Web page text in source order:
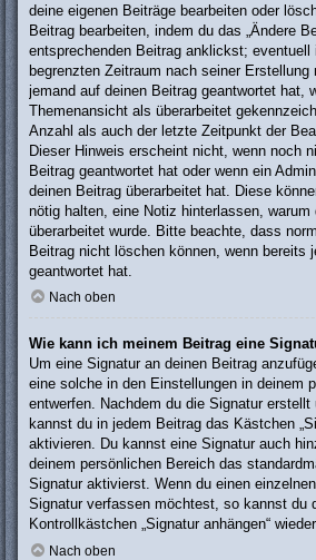
deine eigenen Beiträge bearbeiten oder
Beitrag bearbeiten, indem du das „Ändere
entsprechenden Beitrag anklickst;
begrenzten Zeitraum nach seiner Erstellung
jemand auf deinen Beitrag geantwortet hat,
Themenansicht als überarbeitet
Anzahl als auch der letzte Zeitpunkt der
Dieser Hinweis erscheint nicht, wenn noch
Beitrag geantwortet hat oder wenn ein
deinen Beitrag überarbeitet hat. Diese
nötig halten, eine Notiz hinterlassen, warum
überarbeitet wurde. Bitte beachte, dass
Beitrag nicht löschen können, wenn bereits
geantwortet hat.
Nach oben
Wie kann ich meinem Beitrag eine
Um eine Signatur an deinen Beitrag
eine solche in den Einstellungen in deinem
entwerfen. Nachdem du die Signatur
kannst du in jedem Beitrag das Kästchen
aktivieren. Du kannst eine Signatur auch
deinem persönlichen Bereich das
Signatur aktivierst. Wenn du einen
Signatur verfassen möchtest, so kannst du
Kontrollkästchen „Signatur anhängen“
Nach oben